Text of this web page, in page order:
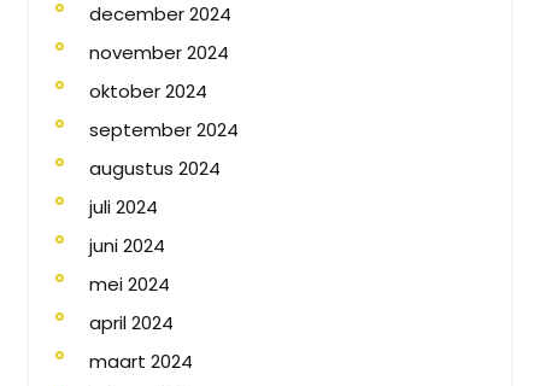
december 2024
november 2024
oktober 2024
september 2024
augustus 2024
juli 2024
juni 2024
mei 2024
april 2024
maart 2024